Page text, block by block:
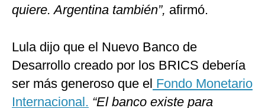
quiere. Argentina también”, afirmó.
Lula dijo que el Nuevo Banco de
Desarrollo creado por los BRICS debería
ser más generoso que el Fondo Monetario
Internacional. “El banco existe para